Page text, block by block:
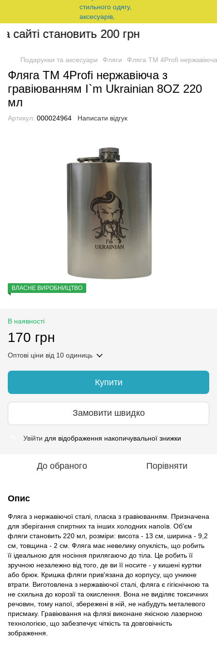
становить 200 грн
Подарунки та аксесуари Фляги Фляга ТМ 4Profi
Фляга ТМ 4Profi нержавіюча з
гравіюванням I`m Ukrainian 8OZ 220
мл
Артикул: 000024964 Написати відгук
ВЛАСНЕ ВИРОБНИЦТВО
В наявності
170 грн
Оптові ціни від 10 одиниць
Купити
Замовити швидко
Увійти для відображення накопичувальної знижки
До обраного Порівняти
Опис
Фляга з нержавіючої сталі, пласка з гравіюванням. Призначена
для зберігання спиртних та інших холодних напоїв. Об'єм
фляги становить 220 мл, розміри: висота - 13 см, ширина - 9,2
см, товщина - 2 см. Фляга має невелику опуклість, що робить
її ідеальною для носіння прилягаючо до тіла. Це робить її
зручною незалежно від того, де ви її носите - у кишені куртки
або брюк. Кришка фляги прив'язана до корпусу, що уникне
втрати. Виготовлена з нержавіючої сталі, фляга є гігієнічною та
не схильна до корозії та окислення. Вона не виділяє токсичних
речовин, тому напої, збережені в ній, не набудуть металевого
присмаку. Гравіювання на флязі виконане якісною лазерною
технологією, що забезпечує чіткість та довговічність
зображення.